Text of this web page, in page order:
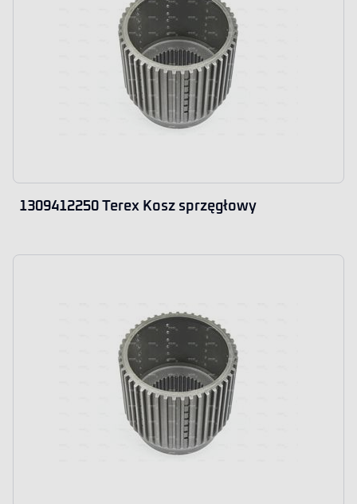
1309412250 Terex Kosz sprzęgłowy